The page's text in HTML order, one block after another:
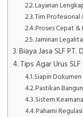
Layanan
Tim Profesional
Proses Cepat &
Jaminan
Biaya Jasa SLF PT.
Tips Agar Urus
Siapin
Pastikan
Sistem
Pahami